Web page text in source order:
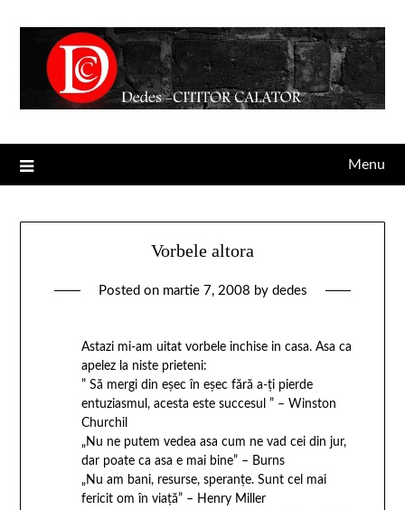
Menu
Vorbele altora
Posted on martie 7, 2008 by dedes
Astazi mi-am uitat vorbele inchise in casa. Asa ca
apelez la niste prieteni:
” Să mergi din eşec în eşec fără a-ţi pierde
entuziasmul, acesta este succesul ” – Winston
Churchil
„Nu ne putem vedea asa cum ne vad cei din jur,
dar poate ca asa e mai bine” – Burns
„Nu am bani, resurse, speranţe. Sunt cel mai
fericit om în viaţă” – Henry Miller